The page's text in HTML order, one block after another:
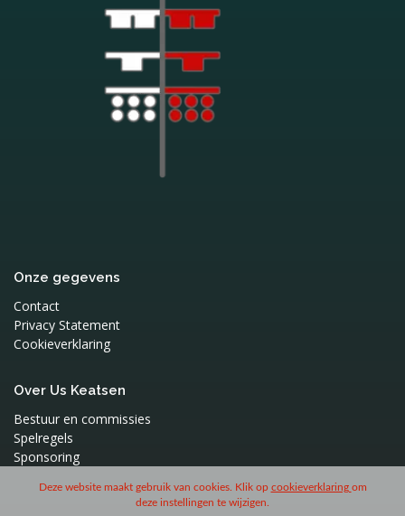
Deze website maakt gebruik van cookies. Klik op cookieverklaring om
deze instellingen te wijzigen.
Onze gegevens
Contact
Privacy Statement
Cookieverklaring
Over Us Keatsen
Bestuur en commissies
Spelregels
Sponsoring